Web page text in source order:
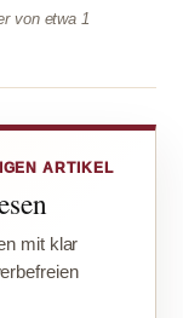
von etwa 1
ARTIKEL
mit klar